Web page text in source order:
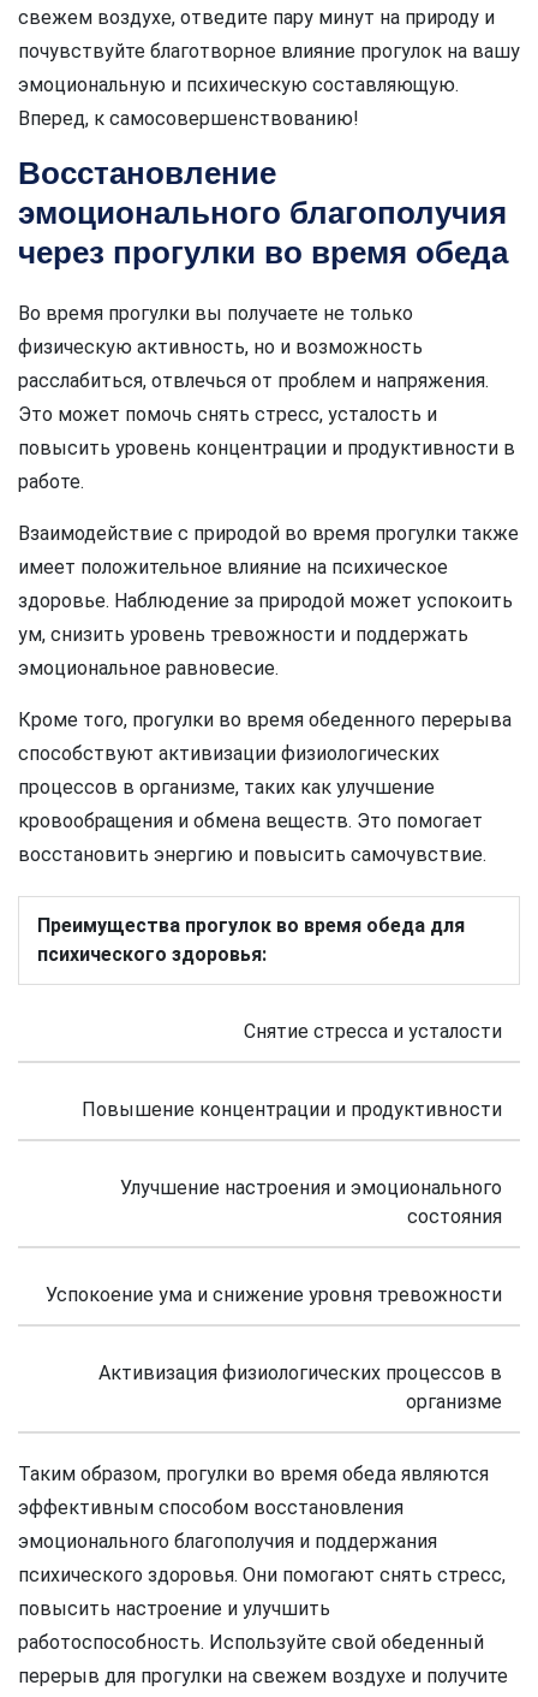
свежем воздухе, отведите пару минут на природу и
почувствуйте благотворное влияние прогулок на вашу
эмоциональную и психическую составляющую.
Вперед, к самосовершенствованию!
Восстановление
эмоционального благополучия
через прогулки во время обеда
Во время прогулки вы получаете не только
физическую активность, но и возможность
расслабиться, отвлечься от проблем и напряжения.
Это может помочь снять стресс, усталость и
повысить уровень концентрации и продуктивности в
работе.
Взаимодействие с природой во время прогулки также
имеет положительное влияние на психическое
здоровье. Наблюдение за природой может успокоить
ум, снизить уровень тревожности и поддержать
эмоциональное равновесие.
Кроме того, прогулки во время обеденного перерыва
способствуют активизации физиологических
процессов в организме, таких как улучшение
кровообращения и обмена веществ. Это помогает
восстановить энергию и повысить самочувствие.
Преимущества прогулок во время обеда для
психического здоровья:
Снятие стресса и усталости
Повышение концентрации и продуктивности
Улучшение настроения и эмоционального
состояния
Успокоение ума и снижение уровня тревожности
Активизация физиологических процессов в
организме
Таким образом, прогулки во время обеда являются
эффективным способом восстановления
эмоционального благополучия и поддержания
психического здоровья. Они помогают снять стресс,
повысить настроение и улучшить
работоспособность. Используйте свой обеденный
перерыв для прогулки на свежем воздухе и получите